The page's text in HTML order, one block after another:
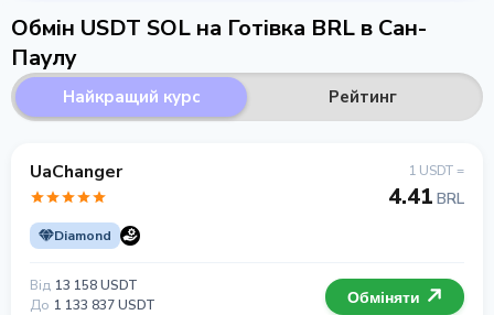
Обмін USDT SOL на Готівка BRL в Сан-
Паулу
Найкращий курс Рейтинг
UaChanger
Diamond
1 USDT =
4.41 BRL
Від 13 158 USDT
До 1 133 837 USDT Обміняти